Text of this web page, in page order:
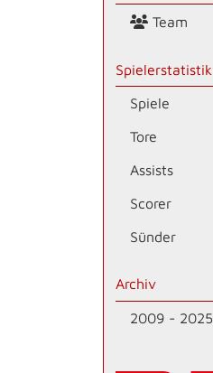
Team
Spielerstatistik
Spiele
Tore
Assists
Scorer
Sünder
Archiv
2009 - 2025